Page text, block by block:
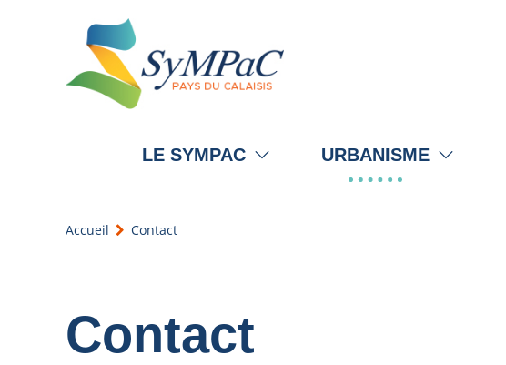
LE SYMPAC URBANISME
Accueil Contact
Contact